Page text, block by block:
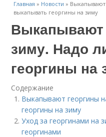
Главная » Новости » Выкапывают
выкапывать георгины на зиму
Выкапывают
зиму. Надо
георгины на
Содержание
Выкапывают георгины
георгины на зиму
Уход за георгинами на
георгинами